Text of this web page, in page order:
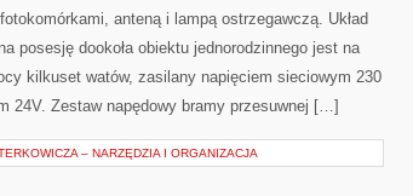
anteną i lampą ostrzegawczą. Układ
posesję dookoła obiektu jednorodzinnego jest na
kilkuset watów, zasilany napięciem sieciowym 230
24V. Zestaw napędowy bramy przesuwnej […]
– NARZĘDZIA I ORGANIZACJA